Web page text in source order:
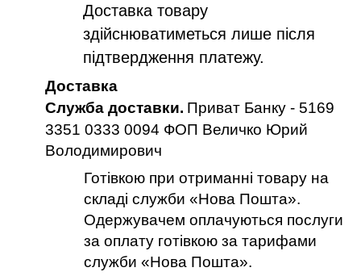
Доставка товару
здійснюватиметься лише після
підтвердження платежу.
Доставка
Служба доставки. Приват Банку - 5169
3351 0333 0094 ФОП Величко Юрий
Володимирович
Готівкою при отриманні товару на
складі служби «Нова Пошта».
Одержувачем оплачуються послуги
за оплату готівкою за тарифами
служби «Нова Пошта».